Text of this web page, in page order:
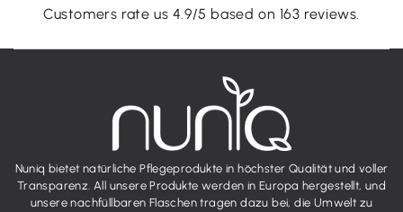
Customers rate us 4.9/5 based on 163 reviews.
Nuniq bietet natürliche Pflegeprodukte in höchster Qualität und voller
Transparenz. All unsere Produkte werden in Europa hergestellt, und
unsere nachfüllbaren Flaschen tragen dazu bei, die Umwelt zu